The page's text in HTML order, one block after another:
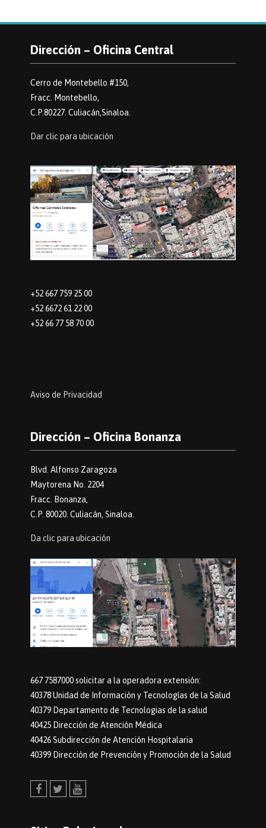
Dirección – Oficina Central
Cerro de Montebello #150,
Fracc. Montebello,
C.P.80227. Culiacán,Sinaloa.
Dar clic para ubicación
+52 667 759 25 00
+52 6672 61 22 00
+52 66 77 58 70 00
Aviso de Privacidad
Dirección – Oficina Bonanza
Blvd. Alfonso Zaragoza
Maytorena No. 2204
Fracc. Bonanza,
C.P. 80020. Culiacán, Sinaloa.
Da clic para ubicación
667 7587000 solicitar a la operadora extensión:
40378 Unidad de Información y Tecnologías de la Salud
40379 Departamento de Tecnologias de la salud
40425 Dirección de Atención Médica
40426 Subdirección de Atención Hospitalaria
40399 Dirección de Prevención y Promoción de la Salud